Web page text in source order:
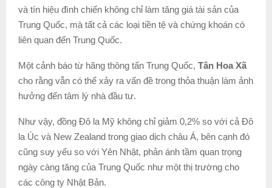
và tín hiệu đình chiến không chỉ làm tăng giá tài sản của
Trung Quốc, mà tất cả các loại tiền tệ và chứng khoán có
liên quan đến Trung Quốc.
Một cảnh báo từ hãng thông tấn Trung Quốc, Tân Hoa Xã
cho rằng vẫn có thể xảy ra vấn đề trong thỏa thuận làm ảnh
hưởng đến tâm lý nhà đầu tư.
Như vậy, đồng Đô la Mỹ không chỉ giảm 0,2% so với cả Đô
la Úc và New Zealand trong giao dịch châu Á, bên cạnh đó
cũng suy yếu so với Yên Nhật, phản ánh tầm quan trọng
ngày càng tăng của Trung Quốc như một thị trường cho
các công ty Nhật Bản.